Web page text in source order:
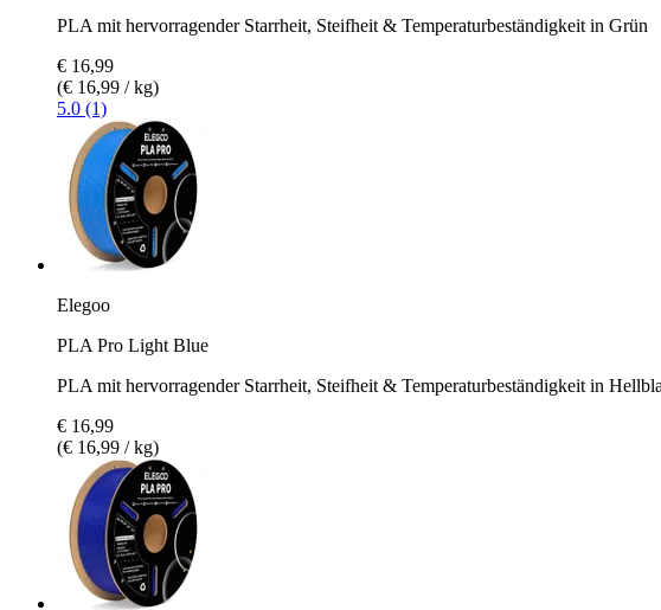
PLA mit hervorragender Starrheit, Steifheit & Temperaturbeständigkeit in Grün
€ 16,99
(€ 16,99 / kg)
5.0 (1)
Elegoo
PLA Pro Light Blue
PLA mit hervorragender Starrheit, Steifheit & Temperaturbeständigkeit in
€ 16,99
(€ 16,99 / kg)